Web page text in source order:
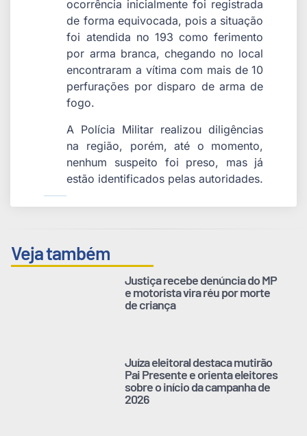
ocorrência inicialmente foi registrada
de forma equivocada, pois a situação
foi atendida no 193 como ferimento
por arma branca, chegando no local
encontraram a vítima com mais de 10
perfurações por disparo de arma de
fogo.
A Polícia Militar realizou diligências
na região, porém, até o momento,
nenhum suspeito foi preso, mas já
estão identificados pelas autoridades.
Veja também
Justiça recebe denúncia do MP
e motorista vira réu por morte
de criança
Juíza eleitoral destaca mutirão
Pai Presente e orienta eleitores
sobre o início da campanha de
2026